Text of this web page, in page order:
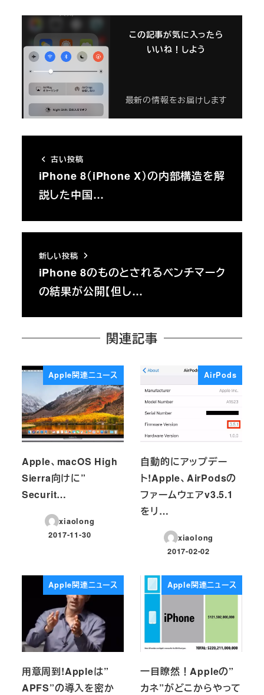
この記事が気に入ったら
いいね！しよう
最新の情報をお届けします
古い投稿
iPhone 8（iPhone X）の内部構造を解
説した中国…
新しい投稿
iPhone 8のものとされるベンチマーク
の結果が公開【但し…
関連記事
Apple関連ニュース
Apple、macOS High
Sierra向けに”
Securit…
xiaolong
投稿日
2017-11-30
AirPods
自動的にアップデー
ト!Apple、AirPodsの
ファームウェアv3.5.1
をリ…
xiaolong
投稿日
2017-02-02
Apple関連ニュース
用意周到!Appleは”
APFS”の導入を密か
Apple関連ニュース
一目瞭然！Appleの”
カネ”がどこからやって